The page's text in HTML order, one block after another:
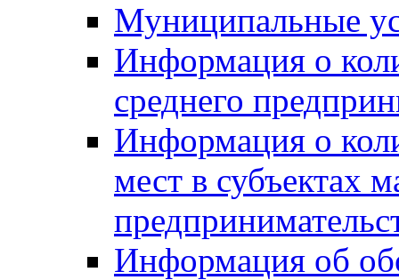
Муниципальные
Информация о
среднего
Информация о
мест в субъектах
Информация об